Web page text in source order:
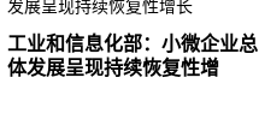
工业和信息化部：小微企业总
体发展呈现持续恢复性增